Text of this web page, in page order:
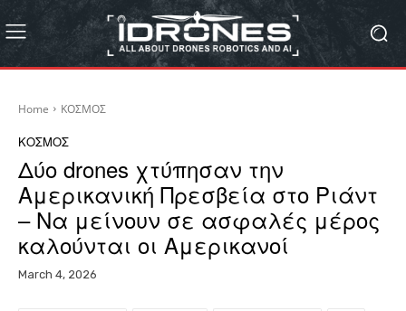
Home ΚΟΣΜΟΣ
ΚΟΣΜΟΣ
Δύο drones χτύπησαν την
Αμερικανική Πρεσβεία στο Ριάντ
– Να μείνουν σε ασφαλές μέρος
καλούνται οι Αμερικανοί
March 4, 2026